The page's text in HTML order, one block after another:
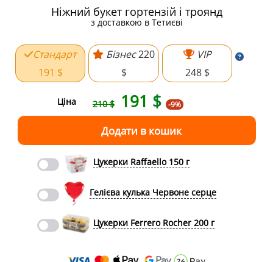
Ніжний букет гортензій і троянд
з доставкою в Тетиєві
Стандарт
191 $
Бізнес220
$
VIP
248 $
Ціна 210 $ 191 $ -9%
Цукерки Raffaello 150 г
Гелієва кулька Червоне серце
Цукерки Ferrero Rocher 200 г